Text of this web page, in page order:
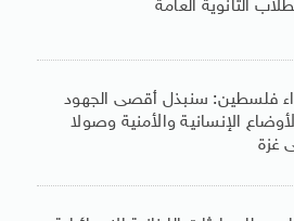
الثانوية العامة
فلسطين: سنبذل أقصى الجهود
الإنسانية والأمنية وصولا
غزة